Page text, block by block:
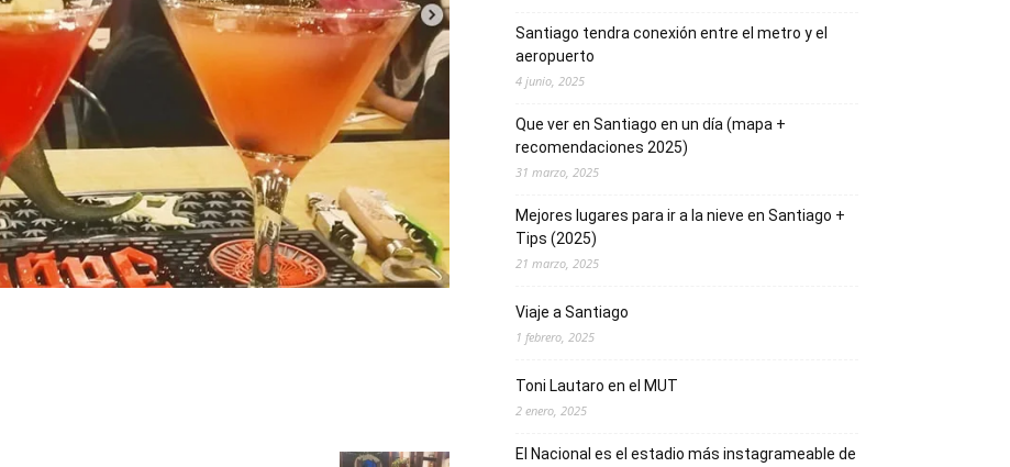
Santiago tendra conexión entre el metro y el
aeropuerto
4 junio, 2025
Que ver en Santiago en un día (mapa +
recomendaciones 2025)
31 marzo, 2025
Mejores lugares para ir a la nieve en Santiago +
Tips (2025)
21 marzo, 2025
Viaje a Santiago
1 febrero, 2025
Toni Lautaro en el MUT
2 enero, 2025
El Nacional es el estadio más instagrameable de